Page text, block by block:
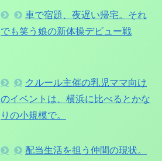
車で宿題、夜遅い帰宅。それ
でも笑う娘の新体操デビュー戦
クルール主催の乳児ママ向け
のイベントは、横浜に比べるとかな
りの小規模で。
配当生活を担う仲間の現状。